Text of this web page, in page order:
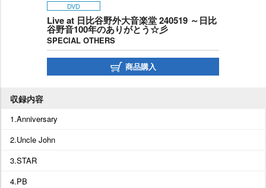
DVD
Live at 日比谷野外大音楽堂 240519 ～日比
谷野音100年のありがとう☆彡
SPECIAL OTHERS
商品購入
収録内容
1.Anniversary
2.Uncle John
3.STAR
4.PB